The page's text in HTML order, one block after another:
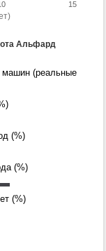
Альфард
15
машин (реальные
(%)
(%)
(%)